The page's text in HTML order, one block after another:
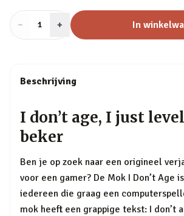
− Aantal
1 + In
Beschrijving
I don’t age, I just
beker
Ben je op zoek naar een origineel
voor een gamer? De Mok I Don’t Age
iedereen die graag een
mok heeft een grappige tekst: I don’t